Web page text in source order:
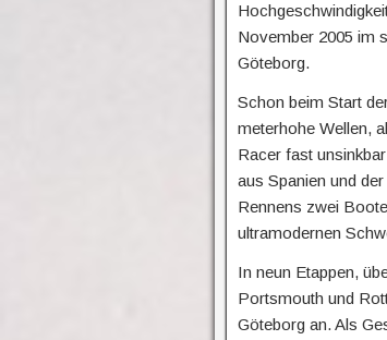
November 2005 im
Göteborg.
Schon beim Start
meterhohe Wellen,
Racer fast
aus Spanien und
Rennens zwei
ultramodernen
In neun Etappen,
Portsmouth und
Göteborg an. Als